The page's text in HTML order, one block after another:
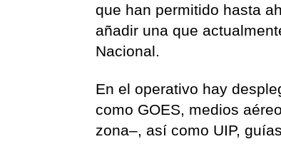
que han permitido hasta
añadir una que
Nacional.
En el operativo hay
como GOES, medios
zona–, así como UIP,